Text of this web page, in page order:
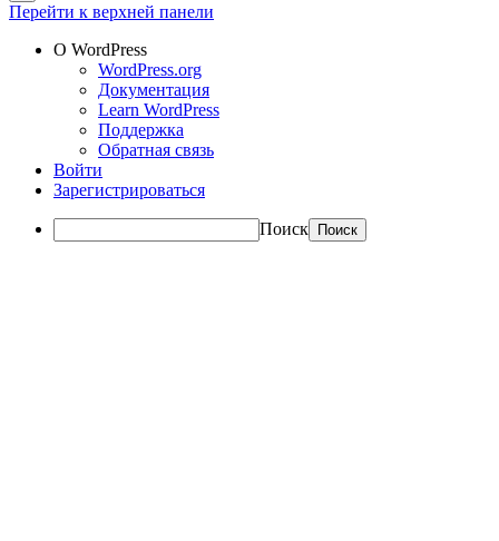
Перейти к верхней панели
О WordPress
WordPress.org
Документация
Learn WordPress
Поддержка
Обратная связь
Войти
Зарегистрироваться
Поиск